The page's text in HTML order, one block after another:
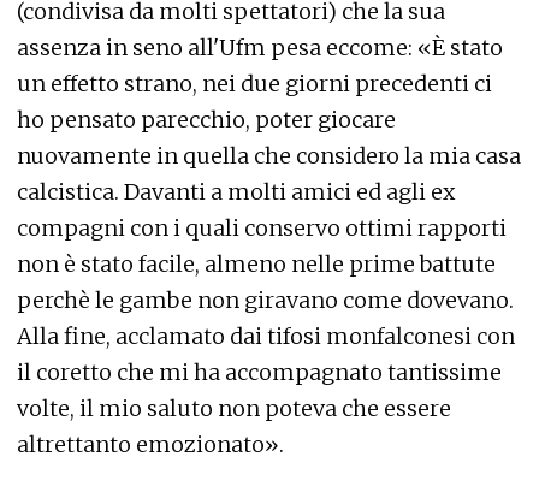
(condivisa da molti spettatori) che la sua
assenza in seno all'Ufm pesa eccome: «È stato
un effetto strano, nei due giorni precedenti ci
ho pensato parecchio, poter giocare
nuovamente in quella che considero la mia casa
calcistica. Davanti a molti amici ed agli ex
compagni con i quali conservo ottimi rapporti
non è stato facile, almeno nelle prime battute
perchè le gambe non giravano come dovevano.
Alla fine, acclamato dai tifosi monfalconesi con
il coretto che mi ha accompagnato tantissime
volte, il mio saluto non poteva che essere
altrettanto emozionato».